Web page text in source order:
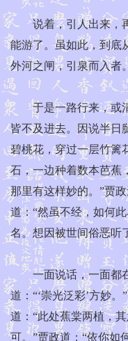
说着，引人出来，再
能游了。虽如此，到底
外河之闸，引泉而入者
于是一路行来，或清
皆不及进去。因说半日
碧桃花，穿过一层竹篱
石，一边种着数本芭蕉
那里有这样妙的。”贾
道：“然虽不经，如何
名。想因被世间俗恶听
一面说话，一面都在
道：“‘崇光泛彩’方妙
道：“此处蕉棠两植，
可。”贾政道：“依你如